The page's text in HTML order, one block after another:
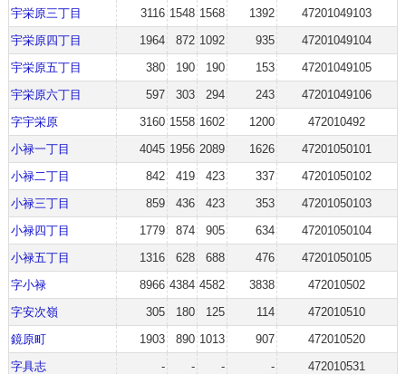
宇栄原三丁目
3116 1548 1568 1392
47201049103
宇栄原四丁目
1964 872 1092 935
47201049104
宇栄原五丁目
380 190 190 153
47201049105
宇栄原六丁目
597 303 294 243
47201049106
字宇栄原
3160 1558 1602 1200
472010492
小禄一丁目
4045 1956 2089 1626
47201050101
小禄二丁目
842 419 423 337
47201050102
小禄三丁目
859 436 423 353
47201050103
小禄四丁目
1779 874 905 634
47201050104
小禄五丁目
1316 628 688 476
47201050105
字小禄
8966 4384 4582 3838
472010502
字安次嶺
305 180 125 114
472010510
鏡原町
1903 890 1013 907
472010520
字具志
- - - -
472010531